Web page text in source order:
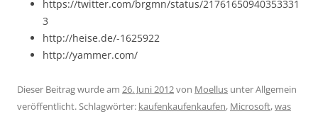
https://twitter.com/brgmn/status/21761650940353331
3
http://heise.de/-1625922
http://yammer.com/
Dieser Beitrag wurde am 26. Juni 2012von Moellus unter Allgemein
veröffentlicht. Schlagwörter: kaufenkaufenkaufen, Microsoft,was